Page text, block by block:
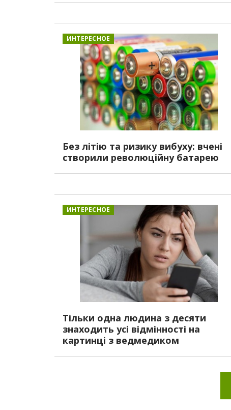
ИНТЕРЕСНОЕ
Без літію та ризику вибуху: вчені
створили революційну батарею
ИНТЕРЕСНОЕ
Тільки одна людина з десяти
знаходить усі відмінності на
картинці з ведмедиком